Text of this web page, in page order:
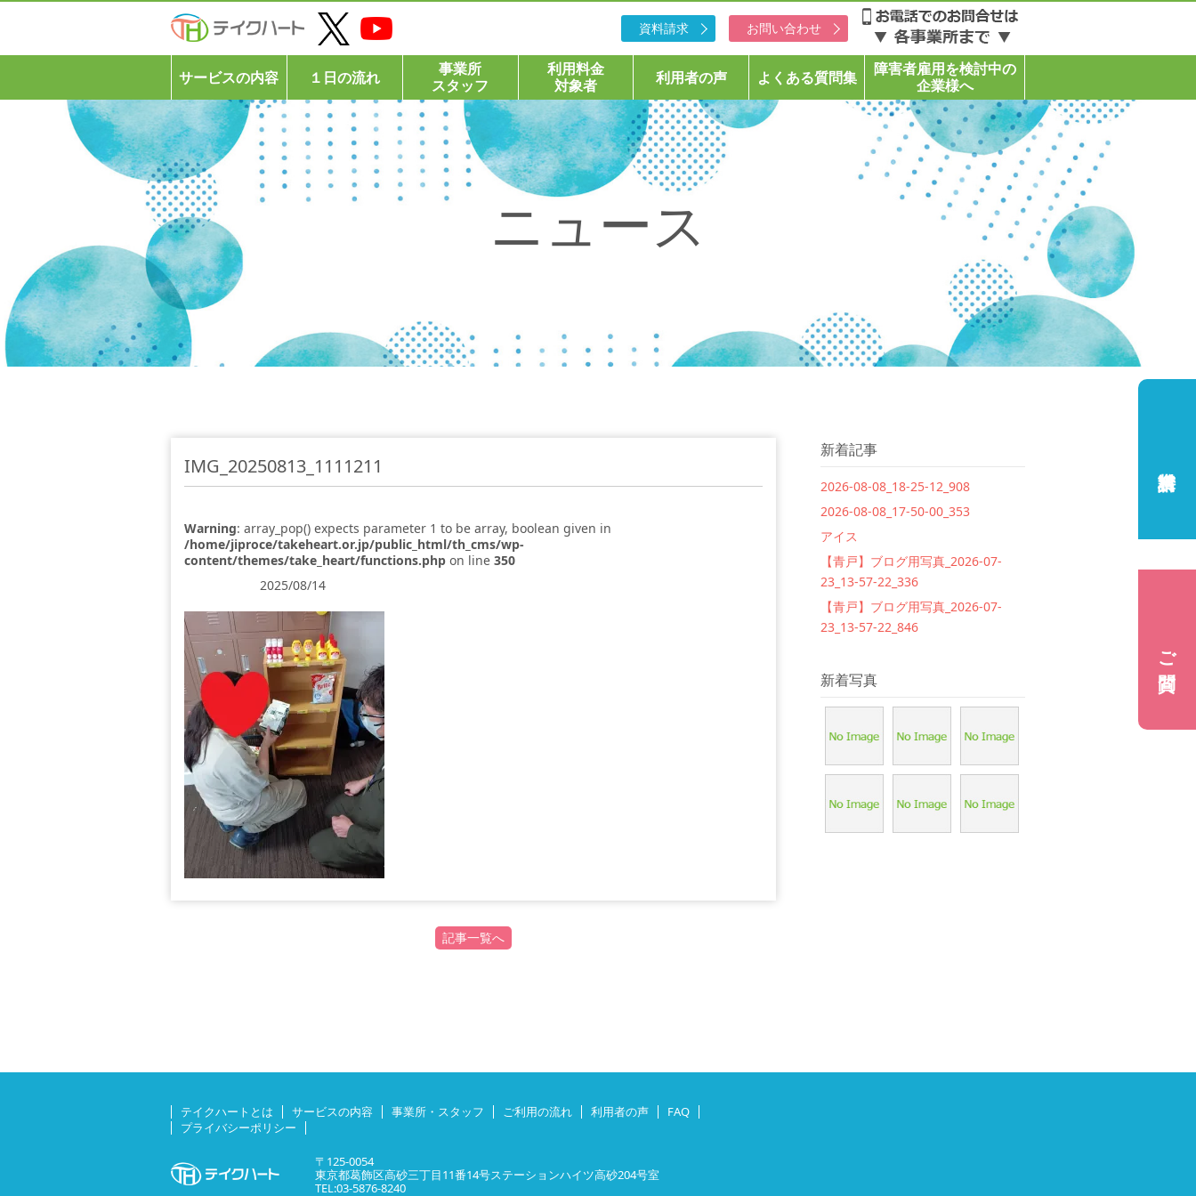
資料請求 お問い合わせ
サービスの内容 １日の流れ
事業所
スタッフ
利用料金
対象者
利用者の声 よくある質問集
障害者雇用を検討中の
企業様へ
ニュース
IMG_20250813_1111211
Warning: array_pop() expects parameter 1 to be array, boolean given in
/home/jiproce/takeheart.or.jp/public_html/th_cms/wp-
content/themes/take_heart/functions.php on line 350
2025/08/14
記事一覧へ
新着記事
2026-08-08_18-25-12_908
2026-08-08_17-50-00_353
アイス
【青戸】ブログ用写真_2026-07-
23_13-57-22_336
【青戸】ブログ用写真_2026-07-
23_13-57-22_846
新着写真
テイクハートとは サービスの内容 事業所・スタッフ ご利用の流れ 利用者の声
FAQ
プライバシーポリシー
〒125-0054
東京都葛飾区高砂三丁目11番14号ステーションハイツ高砂204号室
TEL:03-5876-8240
ご質問